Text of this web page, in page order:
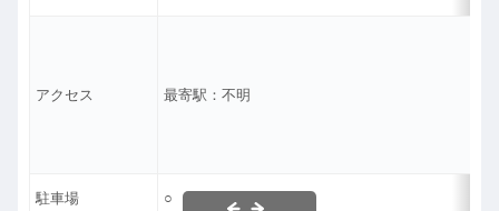
アクセス 最寄駅：不明
駐車場 ○